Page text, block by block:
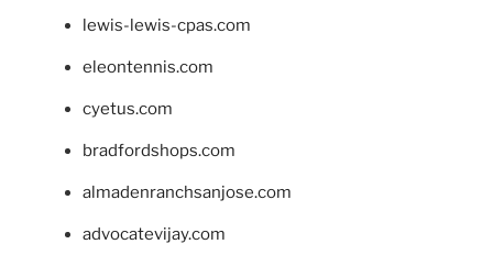
lewis-lewis-cpas.com
eleontennis.com
cyetus.com
bradfordshops.com
almadenranchsanjose.com
advocatevijay.com